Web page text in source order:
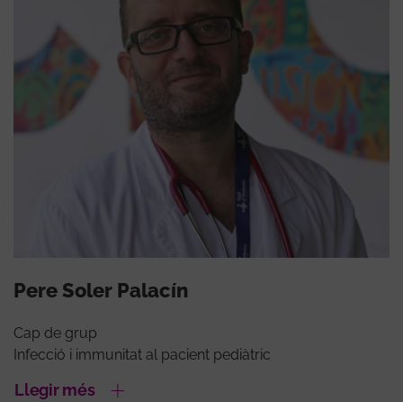
Pere Soler Palacín
Cap de grup
Infecció i immunitat al pacient pediàtric
Llegir més